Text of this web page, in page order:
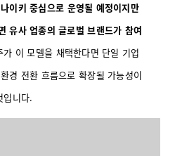
나이키 중심으로 운영될 예정이지만
유사 업종의 글로벌 브랜드가 참여
이 모델을 채택한다면 단일 기업
경 전환 흐름으로 확장될 가능성이
입니다.